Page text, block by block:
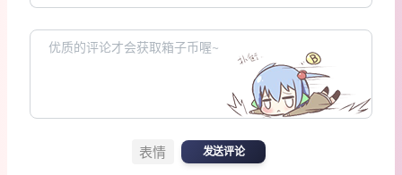
表情 发送评论